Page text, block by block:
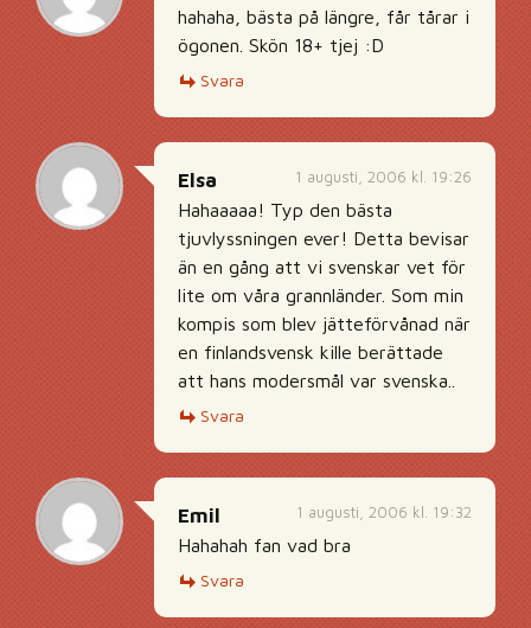
hahaha, bästa på längre, får tårar i
ögonen. Skön 18+ tjej :D
Svara
1 augusti, 2006 kl. 19:26
Elsa
Hahaaaaa! Typ den bästa
tjuvlyssningen ever! Detta bevisar
än en gång att vi svenskar vet för
lite om våra grannländer. Som min
kompis som blev jätteförvånad när
en finlandsvensk kille berättade
att hans modersmål var svenska..
Svara
1 augusti, 2006 kl. 19:32
Emil
Hahahah fan vad bra
Svara